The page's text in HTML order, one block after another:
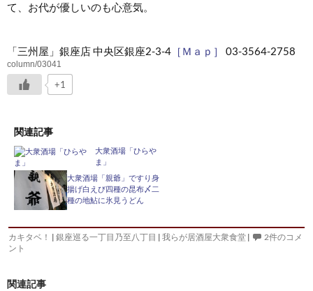
て、お代が優しいのも心意気。
「三州屋」銀座店 中央区銀座2-3-4 ［Ｍａｐ］ 03-3564-2758
column/03041
+1
関連記事
大衆酒場「ひらや
ま」
大衆酒場「親爺」ですり身
揚げ白えび四種の昆布〆二
種の地鮎に氷見うどん
カキタベ！ | 銀座巡る一丁目乃至八丁目 | 我らが居酒屋大衆食堂 |
2件のコメ
ント
関連記事